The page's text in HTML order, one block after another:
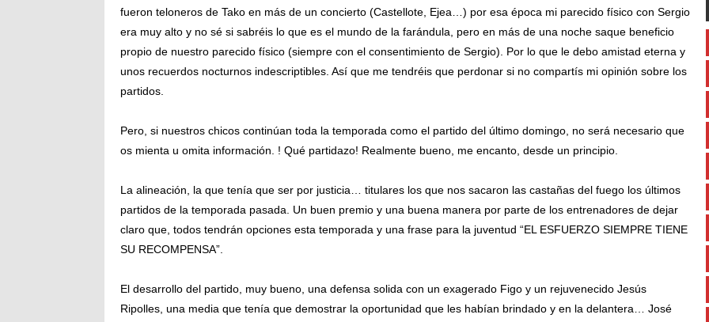
fueron teloneros de Tako en más de un concierto (Castellote, Ejea…) por esa época mi parecido físico con Sergio
era muy alto y no sé si sabréis lo que es el mundo de la farándula, pero en más de una noche saque beneficio
propio de nuestro parecido físico (siempre con el consentimiento de Sergio). Por lo que le debo amistad eterna y
unos recuerdos nocturnos indescriptibles. Así que me tendréis que perdonar si no compartís mi opinión sobre los
partidos.
Pero, si nuestros chicos continúan toda la temporada como el partido del último domingo, no será necesario que
os mienta u omita información. ! Qué partidazo! Realmente bueno, me encanto, desde un principio.
La alineación, la que tenía que ser por justicia… titulares los que nos sacaron las castañas del fuego los últimos
partidos de la temporada pasada. Un buen premio y una buena manera por parte de los entrenadores de dejar
claro que, todos tendrán opciones esta temporada y una frase para la juventud “EL ESFUERZO SIEMPRE TIENE
SU RECOMPENSA”.
El desarrollo del partido, muy bueno, una defensa solida con un exagerado Figo y un rejuvenecido Jesús
Ripolles, una media que tenía que demostrar la oportunidad que les habían brindado y en la delantera… José